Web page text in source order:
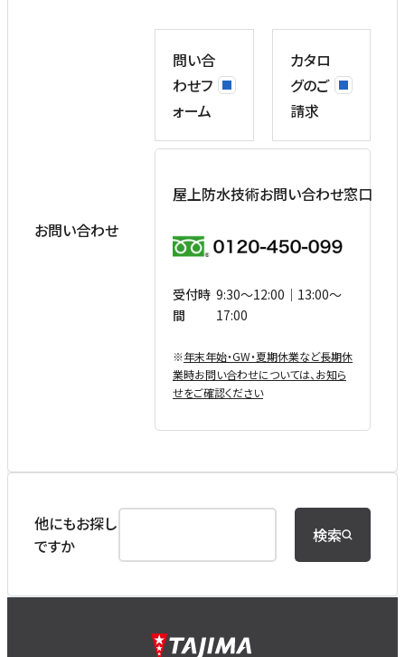
お問い合わせ
問い合
わせフ
ォーム
カタロ
グのご
請求
屋上防水技術お問い合わせ窓口
受付時
間
9:30〜12:00｜13:00〜
17:00
※年末年始・GW・夏期休業など⻑期休
業時お問い合わせについては、お知ら
せをご確認ください
他にもお探し
ですか
検索